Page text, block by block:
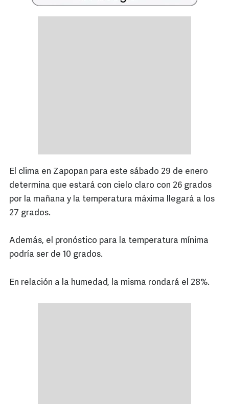
El clima en Zapopan para este sábado 29 de enero
determina que estará con cielo claro con 26 grados
por la mañana y la temperatura máxima llegará a los
27 grados.
Además, el pronóstico para la temperatura mínima
podría ser de 10 grados.
En relación a la humedad, la misma rondará el 28%.